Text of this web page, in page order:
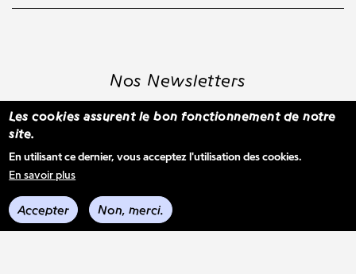
Nos Newsletters
Voir les derniers envois
Les cookies assurent le bon fonctionnement de notre
site.
En utilisant ce dernier, vous acceptez l'utilisation des cookies.
En savoir plus
Accepter Non, merci.